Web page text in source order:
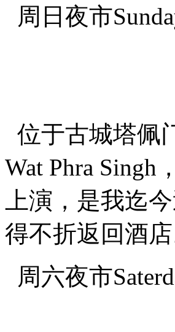
周日夜市
位于古城塔佩
Wat Phra
上演，是我迄
得不折返回酒店
周六夜市